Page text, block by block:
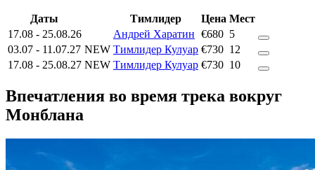
Даты Тимлидер Цена Мест
17.08 - 25.08.26 Андрей Харатин €680 5
03.07 - 11.07.27 NEW Тимлидер Кулуар €730 12
17.08 - 25.08.27 NEW Тимлидер Кулуар €730 10
Впечатления во время трека вокруг
Монблана